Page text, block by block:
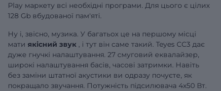
Play маркету всі необхідні програми. Для цього є цілих
128 Gb вбудованої пам'яті.
Ну і, звісно, музика. У багатьох це на першому місці
мати якісний звук , і тут він саме такий. Teyes CC3 дає
дуже гнучкі налаштування. 27 смуговий еквалайзер,
широкі налаштування басів, часові затримки. Навіть
без заміни штатної акустики ви одразу почуєте, як
покращало звучання. Потужність підсилювача 4х50 Вт.